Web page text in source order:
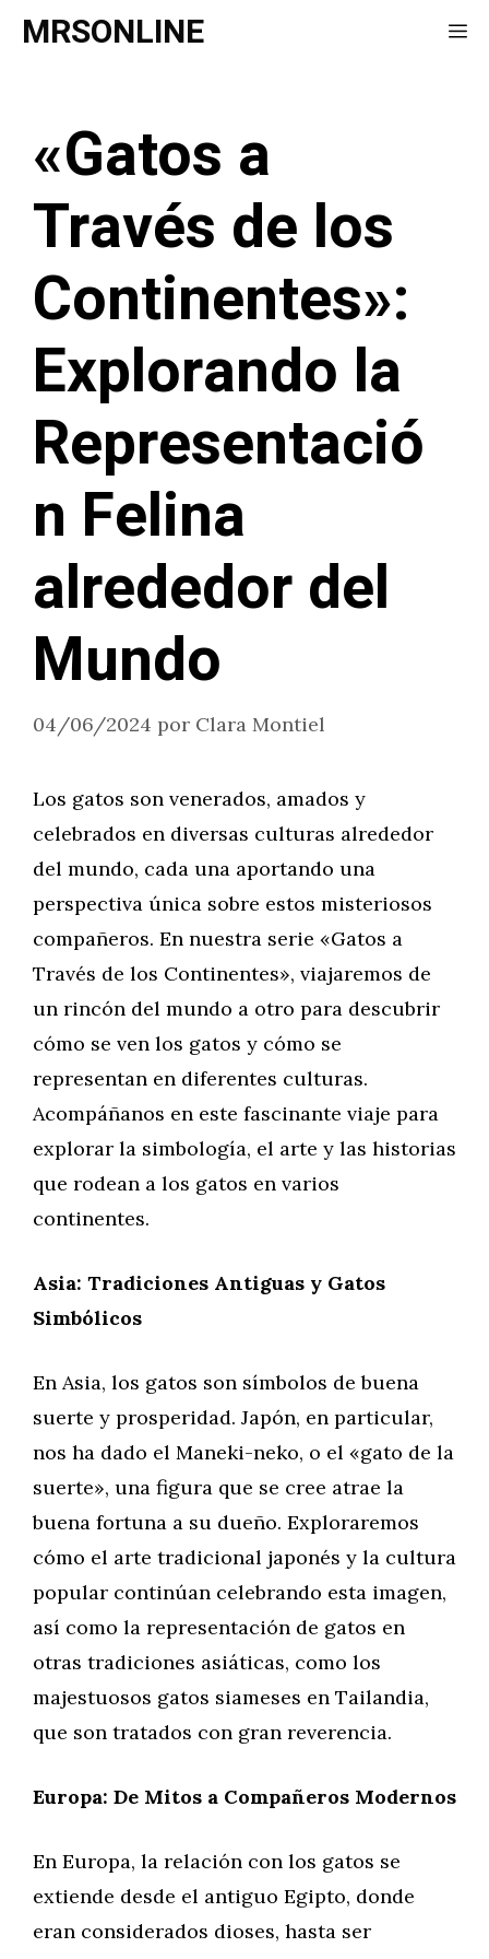
Saltar
MRSONLINE
«Gatos a
Través de los
Continentes»:
Explorando la
Representació
n Felina
alrededor del
Mundo
04/06/2024 por Clara Montiel
Los gatos son venerados, amados y
celebrados en diversas culturas alrededor
del mundo, cada una aportando una
perspectiva única sobre estos misteriosos
compañeros. En nuestra serie «Gatos a
Través de los Continentes», viajaremos de
un rincón del mundo a otro para descubrir
cómo se ven los gatos y cómo se
representan en diferentes culturas.
Acompáñanos en este fascinante viaje para
explorar la simbología, el arte y las historias
que rodean a los gatos en varios
continentes.
Asia: Tradiciones Antiguas y Gatos
Simbólicos
En Asia, los gatos son símbolos de buena
suerte y prosperidad. Japón, en particular,
nos ha dado el Maneki-neko, o el «gato de la
suerte», una figura que se cree atrae la
buena fortuna a su dueño. Exploraremos
cómo el arte tradicional japonés y la cultura
popular continúan celebrando esta imagen,
así como la representación de gatos en
otras tradiciones asiáticas, como los
majestuosos gatos siameses en Tailandia,
que son tratados con gran reverencia.
Europa: De Mitos a Compañeros Modernos
En Europa, la relación con los gatos se
extiende desde el antiguo Egipto, donde
eran considerados dioses, hasta ser